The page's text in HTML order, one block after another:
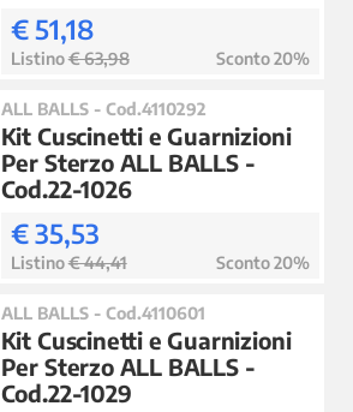
€ 51,18
Listino€ 63,98 Sconto 20%
ALL BALLS - Cod.4110292
Kit Cuscinetti e Guarnizioni
Per Sterzo ALL BALLS -
Cod.22-1026
€ 35,53
Listino€ 44,41 Sconto 20%
ALL BALLS - Cod.4110601
Kit Cuscinetti e Guarnizioni
Per Sterzo ALL BALLS -
Cod.22-1029